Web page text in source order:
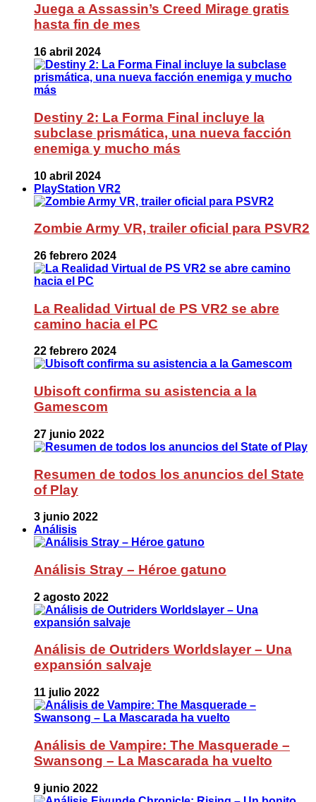
Juega a Assassin’s Creed Mirage gratis
hasta fin de mes
16 abril 2024
Destiny 2: La Forma Final incluye la
subclase prismática, una nueva facción
enemiga y mucho más
10 abril 2024
PlayStation VR2
Zombie Army VR, trailer oficial para PSVR2
26 febrero 2024
La Realidad Virtual de PS VR2 se abre
camino hacia el PC
22 febrero 2024
Ubisoft confirma su asistencia a la
Gamescom
27 junio 2022
Resumen de todos los anuncios del State
of Play
3 junio 2022
Análisis
Análisis Stray – Héroe gatuno
2 agosto 2022
Análisis de Outriders Worldslayer – Una
expansión salvaje
11 julio 2022
Análisis de Vampire: The Masquerade –
Swansong – La Mascarada ha vuelto
9 junio 2022